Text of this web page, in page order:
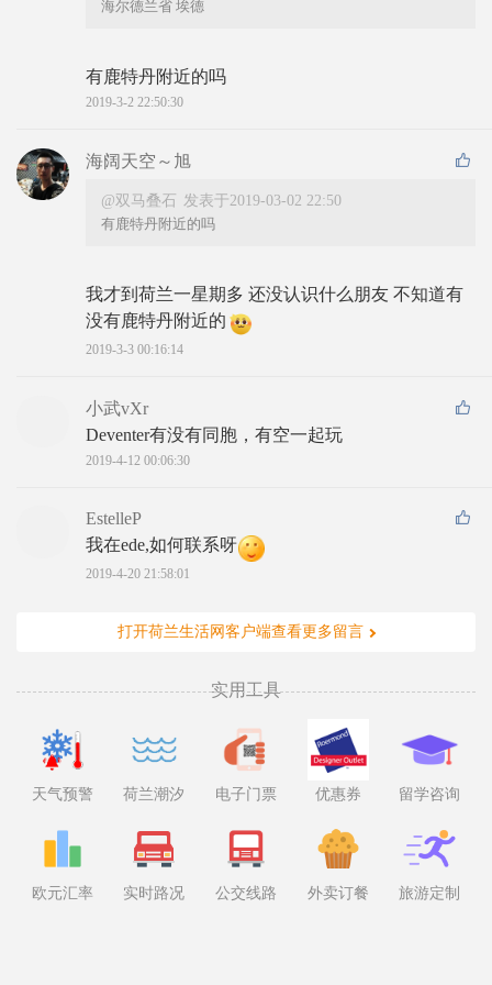
海尔德兰省 埃德
有鹿特丹附近的吗
2019-3-2 22:50:30
海阔天空～旭
@双马叠石 发表于2019-03-02 22:50
有鹿特丹附近的吗
我才到荷兰一星期多 还没认识什么朋友 不知道有
没有鹿特丹附近的
2019-3-3 00:16:14
小武vXr
Deventer有没有同胞，有空一起玩
2019-4-12 00:06:30
EstelleP
我在ede,如何联系呀
2019-4-20 21:58:01
打开荷兰生活网客户端查看更多留言
实用工具
天气预警 荷兰潮汐 电子门票 优惠券 留学咨询
欧元汇率 实时路况 公交线路 外卖订餐 旅游定制